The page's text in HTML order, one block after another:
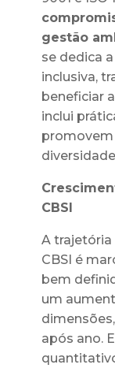
gestão
se dedica
inclusiva,
beneficiar
inclui
promovem
CBSI
A trajetória
CBSI é
bem
um
após ano.